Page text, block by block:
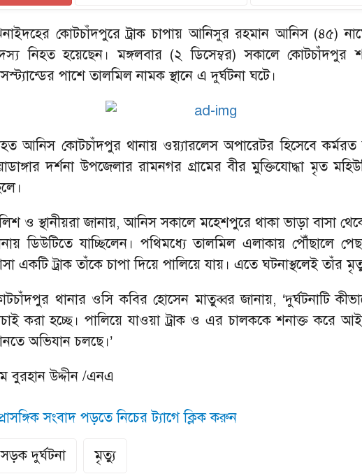
কোটচাঁদপুরে ট্রাক চাপায় আনিসুর রহমান আনিস (৪৫)
নিহত হয়েছেন। মঙ্গলবার (২ ডিসেম্বর) সকালে কোটচাঁদপুর
পাশে তালমিল নামক স্থানে এ দুর্ঘটনা ঘটে।
আনিস কোটচাঁদপুর থানায় ওয়্যারলেস অপারেটর হিসেবে কর্মরত
দর্শনা উপজেলার রামনগর গ্রামের বীর মুক্তিযোদ্ধা মৃত
ও স্থানীয়রা জানায়, আনিস সকালে মহেশপুরে থাকা ভাড়া বাসা
ডিউটিতে যাচ্ছিলেন। পথিমধ্যে তালমিল এলাকায় পৌঁছালে
একটি ট্রাক তাঁকে চাপা দিয়ে পালিয়ে যায়। এতে ঘটনাস্থলেই তাঁর
থানার ওসি কবির হোসেন মাতুব্বর জানায়, ‘দুর্ঘটনাটি
করা হচ্ছে। পালিয়ে যাওয়া ট্রাক ও এর চালককে শনাক্ত করে
অভিযান চলছে।’
বুরহান উদ্দীন /এনএ
সংবাদ পড়তে নিচের ট্যাগে ক্লিক করুন
সড়ক দুর্ঘটনা মৃত্যু